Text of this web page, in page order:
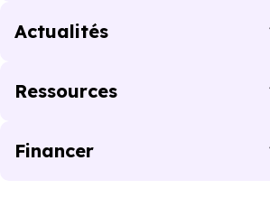
Actualités
Ressources
Financer